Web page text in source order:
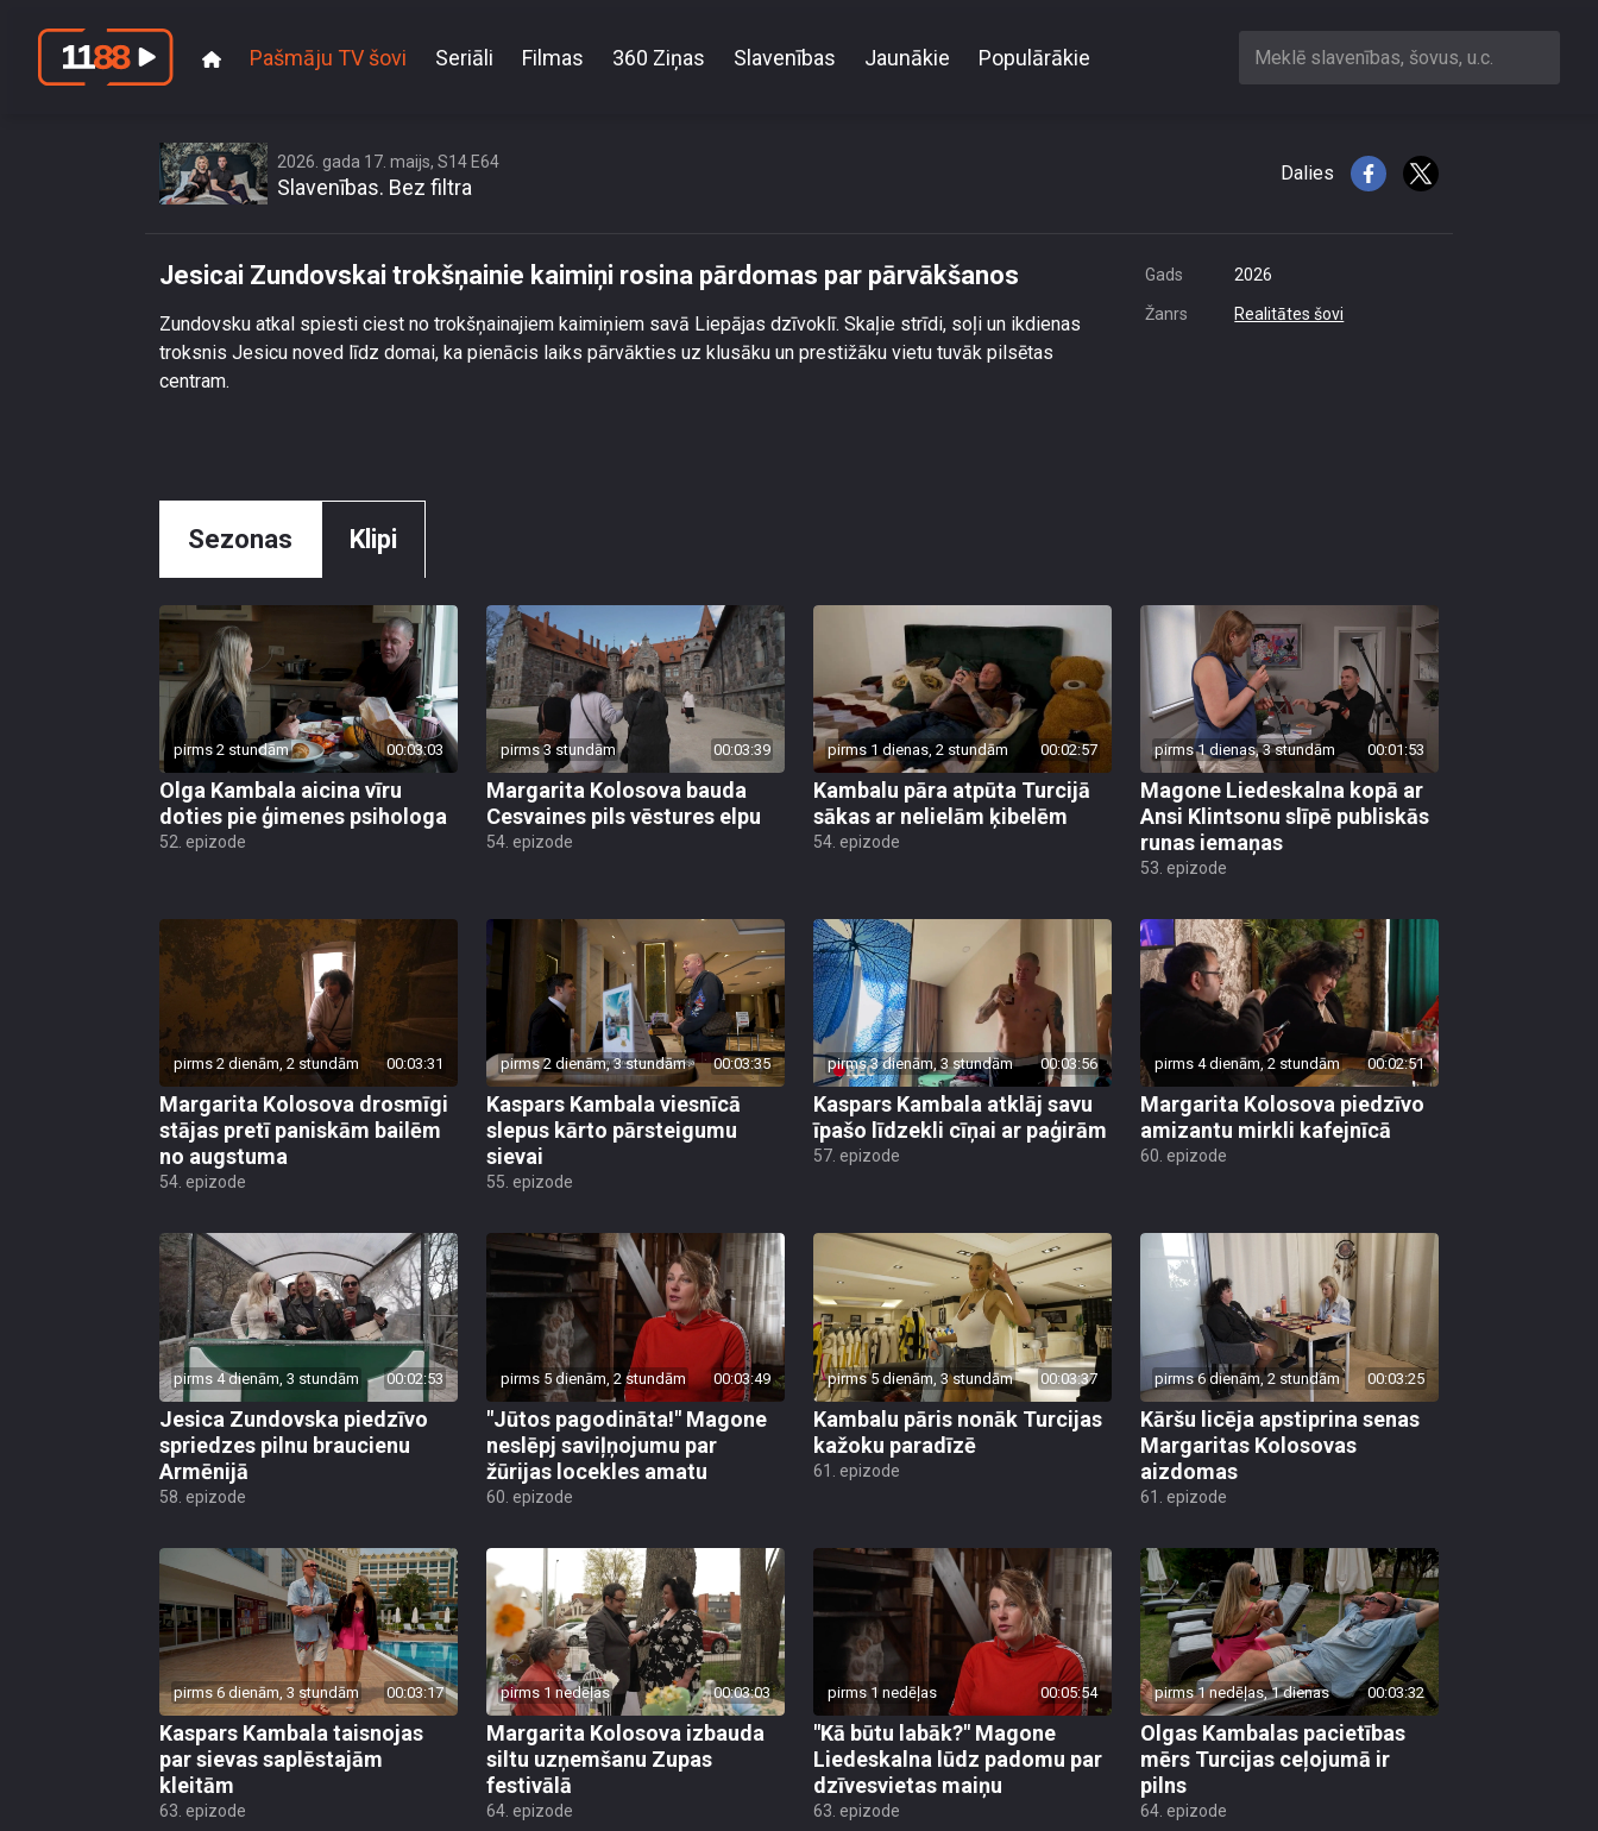
Pašmāju TV šovi Seriāli Filmas 360 Ziņas Slavenības Jaunākie Populārākie Meklē slavenības, šovus, u.c.
2026. gada 17. maijs, S14 E64
Slavenības. Bez filtra
Dalies
Jesicai Zundovskai trokšņainie kaimiņi rosina pārdomas par pārvākšanos
Zundovsku atkal spiesti ciest no trokšņainajiem kaimiņiem savā Liepājas dzīvoklī. Skaļie strīdi, soļi un ikdienas
troksnis Jesicu noved līdz domai, ka pienācis laiks pārvākties uz klusāku un prestižāku vietu tuvāk pilsētas
centram.
Gads 2026
Žanrs Realitātes šovi
Sezonas Klipi
pirms 2 stundām 00:03:03
Olga Kambala aicina vīru
doties pie ģimenes psihologa
52. epizode
pirms 3 stundām 00:03:39
Margarita Kolosova bauda
Cesvaines pils vēstures elpu
54. epizode
pirms 1 dienas, 2 stundām 00:02:57
Kambalu pāra atpūta Turcijā
sākas ar nelielām ķibelēm
54. epizode
pirms 1 dienas, 3 stundām 00:01:53
Magone Liedeskalna kopā ar
Ansi Klintsonu slīpē publiskās
runas iemaņas
53. epizode
pirms 2 dienām, 2 stundām 00:03:31
Margarita Kolosova drosmīgi
stājas pretī paniskām bailēm
no augstuma
54. epizode
pirms 2 dienām, 3 stundām 00:03:35
Kaspars Kambala viesnīcā
slepus kārto pārsteigumu
sievai
55. epizode
pirms 3 dienām, 3 stundām 00:03:56
Kaspars Kambala atklāj savu
īpašo līdzekli cīņai ar paģirām
57. epizode
pirms 4 dienām, 2 stundām 00:02:51
Margarita Kolosova piedzīvo
amizantu mirkli kafejnīcā
60. epizode
pirms 4 dienām, 3 stundām 00:02:53
Jesica Zundovska piedzīvo
spriedzes pilnu braucienu
Armēnijā
58. epizode
pirms 5 dienām, 2 stundām 00:03:49
"Jūtos pagodināta!" Magone
neslēpj saviļņojumu par
žūrijas locekles amatu
60. epizode
pirms 5 dienām, 3 stundām 00:03:37
Kambalu pāris nonāk Turcijas
kažoku paradīzē
61. epizode
pirms 6 dienām, 2 stundām 00:03:25
Kāršu licēja apstiprina senas
Margaritas Kolosovas
aizdomas
61. epizode
pirms 6 dienām, 3 stundām 00:03:17
Kaspars Kambala taisnojas
par sievas saplēstajām
kleitām
63. epizode
pirms 1 nedēļas 00:03:03
Margarita Kolosova izbauda
siltu uzņemšanu Zupas
festivālā
64. epizode
pirms 1 nedēļas 00:05:54
"Kā būtu labāk?" Magone
Liedeskalna lūdz padomu par
dzīvesvietas maiņu
63. epizode
pirms 1 nedēļas, 1 dienas 00:03:32
Olgas Kambalas pacietības
mērs Turcijas ceļojumā ir
pilns
64. epizode